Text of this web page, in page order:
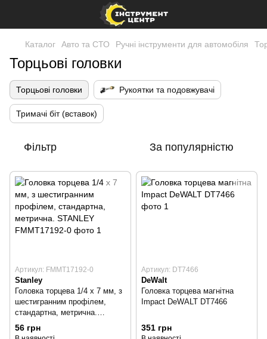
Каталог Авто та СТО Ручні інструменти для автомобіля
Торцьові головки
Торцьові головки Рукоятки та подовжувачі
Тримачі біт (вставок)
Фільтр За популярністю
Артикул: FMMT17192-0
Stanley
Головка торцева 1/4 х 7 мм, з
шестигранним профілем,
стандартна, метрична.
STANLEY FMMT17192-0
56 грн
Артикул: DT7466
DeWalt
Головка торцева магнітна
Impact DeWALT DT7466
351 грн